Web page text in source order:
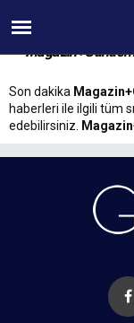
Son dakika
haberleri ile ilgili tüm
edebilirsiniz.